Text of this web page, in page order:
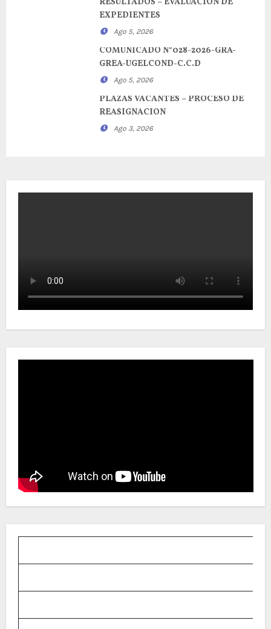
EXPEDIENTES
Ago 5, 2026
COMUNICADO N°028-2026-GRA-
GREA-UGELCOND-C.C.D
Ago 5, 2026
PLAZAS VACANTES – PROCESO DE
REASIGNACION
Ago 3, 2026